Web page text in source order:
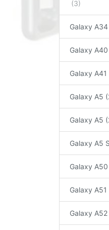
Galaxy
Galaxy
Galaxy
Galaxy A5
Galaxy A5
Galaxy A5
Galaxy
Galaxy
Galaxy